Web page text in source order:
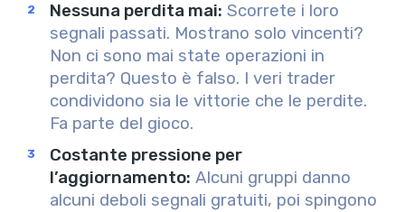
Nessuna perdita mai: Scorrete i loro
segnali passati. Mostrano solo vincenti?
Non ci sono mai state operazioni in
perdita? Questo è falso. I veri trader
condividono sia le vittorie che le perdite.
Fa parte del gioco.
Costante pressione per
l’aggiornamento: Alcuni gruppi danno
alcuni deboli segnali gratuiti, poi spingono